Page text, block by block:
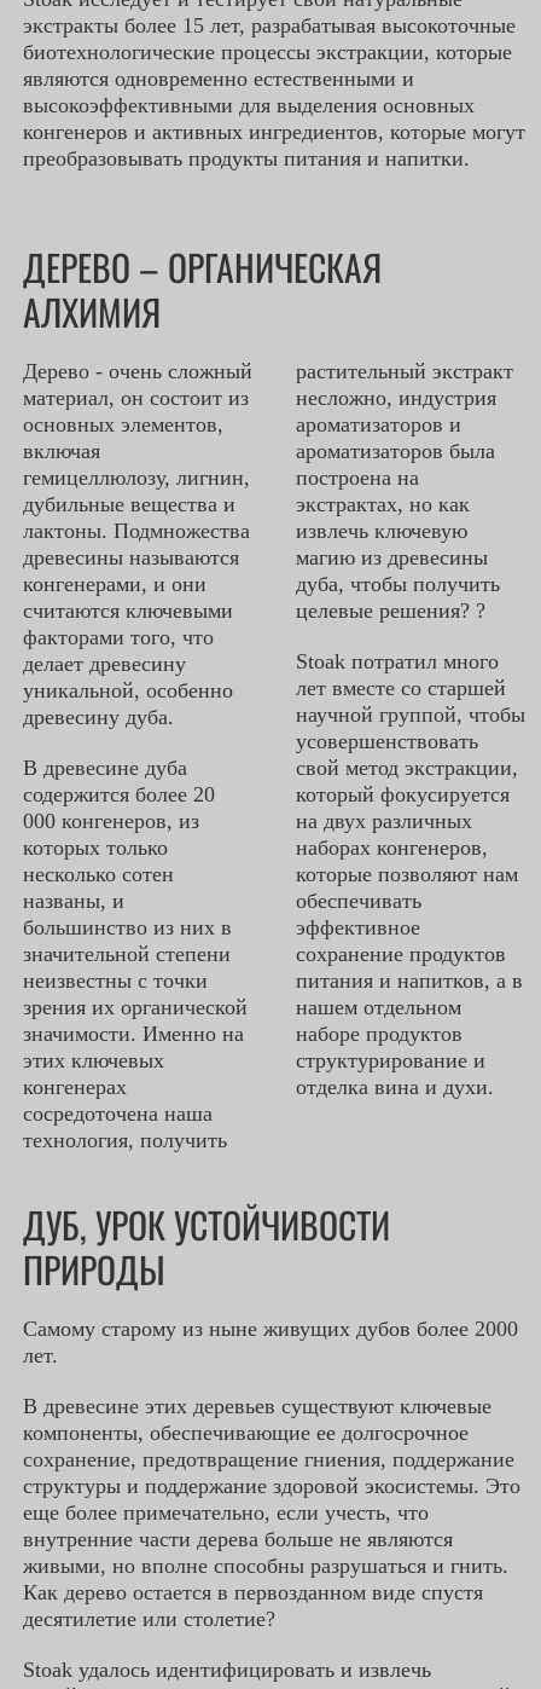
экстракты более 15 лет, разрабатывая высокоточные
биотехнологические процессы экстракции, которые
являются одновременно естественными и
высокоэффективными для выделения основных
конгенеров и активных ингредиентов, которые могут
преобразовывать продукты питания и напитки.
ДЕРЕВО – ОРГАНИЧЕСКАЯ
АЛХИМИЯ
Дерево - очень сложный
материал, он состоит из
основных элементов,
включая
гемицеллюлозу, лигнин,
дубильные вещества и
лактоны. Подмножества
древесины называются
конгенерами, и они
считаются ключевыми
факторами того, что
делает древесину
уникальной, особенно
древесину дуба.
В древесине дуба
содержится более 20
000 конгенеров, из
которых только
несколько сотен
названы, и
большинство из них в
значительной степени
неизвестны с точки
зрения их органической
значимости. Именно на
этих ключевых
конгенерах
сосредоточена наша
технология, получить
растительный экстракт
несложно, индустрия
ароматизаторов и
ароматизаторов была
построена на
экстрактах, но как
извлечь ключевую
магию из древесины
дуба, чтобы получить
целевые решения? ?
Stoak потратил много
лет вместе со старшей
научной группой, чтобы
усовершенствовать
свой метод экстракции,
который фокусируется
на двух различных
наборах конгенеров,
которые позволяют нам
обеспечивать
эффективное
сохранение продуктов
питания и напитков, а в
нашем отдельном
наборе продуктов
структурирование и
отделка вина и духи.
ДУБ, УРОК УСТОЙЧИВОСТИ
ПРИРОДЫ
Самому старому из ныне живущих дубов более 2000
лет.
В древесине этих деревьев существуют ключевые
компоненты, обеспечивающие ее долгосрочное
сохранение, предотвращение гниения, поддержание
структуры и поддержание здоровой экосистемы. Это
еще более примечательно, если учесть, что
внутренние части дерева больше не являются
живыми, но вполне способны разрушаться и гнить.
Как дерево остается в первозданном виде спустя
десятилетие или столетие?
Stoak удалось идентифицировать и извлечь